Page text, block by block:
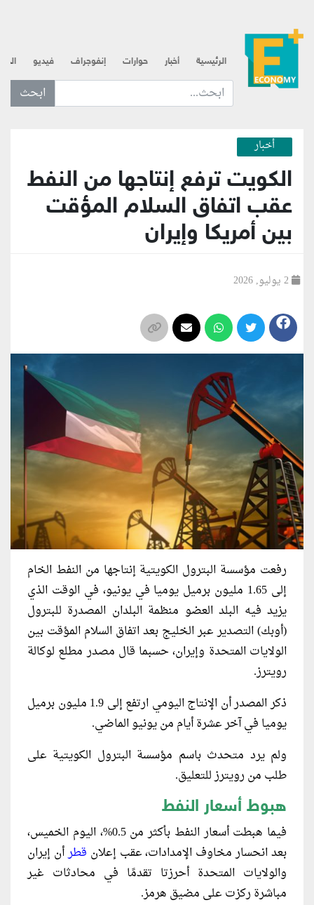
الرئيسية أخبار حوارات إنفوجراف فيديو
ابحث عن... :
أخبار
الكويت ترفع إنتاجها من النفط
عقب اتفاق السلام المؤقت
بين أمريكا وإيران
رفعت مؤسسة البترول الكويتية إنتاجها ‌من النفط الخام
إلى 1.65 مليون برميل يوميا في يونيو، في الوقت الذي
يزيد فيه البلد ⁠العضو منظمة البلدان المصدرة للبترول
(أوبك) التصدير عبر الخليج بعد اتفاق السلام المؤقت بين
الولايات المتحدة وإيران، حسبما قال مصدر مطلع لوكالة
رويترز.
ذكر المصدر أن الإنتاج اليومي ارتفع إلى 1.9 مليون برميل
يوميا في آخر عشرة أيام من ‌يونيو ⁠الماضي.
ولم يرد متحدث باسم مؤسسة البترول الكويتية على
طلب من رويترز للتعليق.
هبوط أسعار النفط
فيما هبطت أسعار النفط بأكثر من 0.5%، اليوم الخميس،
بعد انحسار مخاوف الإمدادات، عقب إعلان قطرأن إيران
والولايات المتحدة أحرزتا تقدمًا في محادثات غير
مباشرة ركزت على مضيق هرمز.